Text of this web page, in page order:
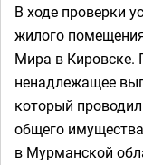
В ходе проверки
жилого
Мира в Кировске.
ненадлежащее
который
общего
в Мурманской